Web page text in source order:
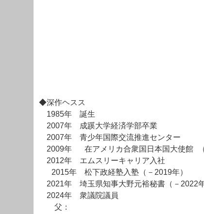
◆深作ヘスス
1985年 誕生
2007年 成蹊大学経済学部卒業
2007年 青少年国際交流推進センター
2009年 在アメリカ合衆国日本国大使館 （
2012年 エムスリーキャリア入社
2015年 松下政経塾入塾（－2019年）
2021年 埼玉県知事大野元裕秘書（－2022年
2024年 衆議院議員
父：